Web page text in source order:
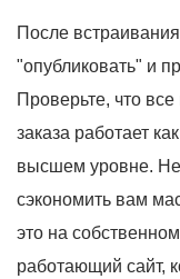
После
"опубликовать" и
Проверьте, что
заказа работает
высшем уровне.
сэкономить вам
это на
работающий сайт,